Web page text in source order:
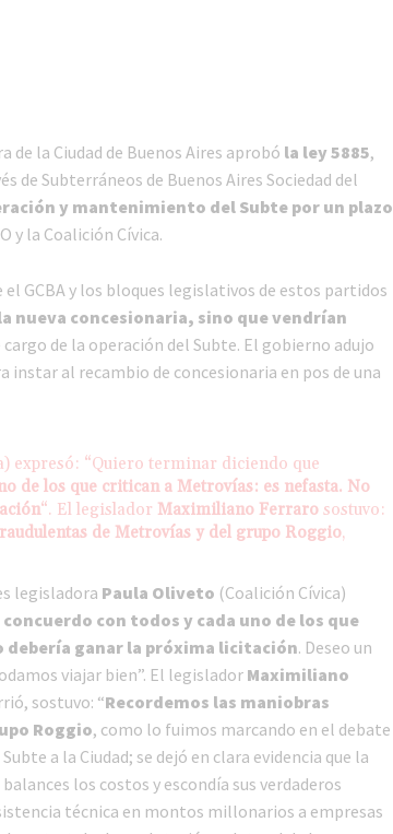
de la Ciudad de Buenos Aires aprobó la ley 5885,
de Subterráneos de Buenos Aires Sociedad del
y mantenimiento del Subte por un plazo
y la Coalición Cívica.
el GCBA y los bloques legislativos de estos partidos
nueva concesionaria, sino que vendrían
cargo de la operación del Subte. El gobierno adujo
instar al recambio de concesionaria en pos de una
expresó: “Quiero terminar diciendo que
de los que critican a Metrovías: es nefasta. No
“. El legislador Maximiliano Ferrarosostuvo:
de Metrovías y del grupo Roggio,
legisladora Paula Oliveto (Coalición Cívica)
concuerdo con todos y cada uno de los que
debería ganar la próxima licitación. Deseo un
viajar bien”. El legislador Maximiliano
sostuvo: “Recordemos las maniobras
Roggio, como lo fuimos marcando en el debate
a la Ciudad; se dejó en clara evidencia que la
los costos y escondía sus verdaderos
técnica en montos millonarios a empresas